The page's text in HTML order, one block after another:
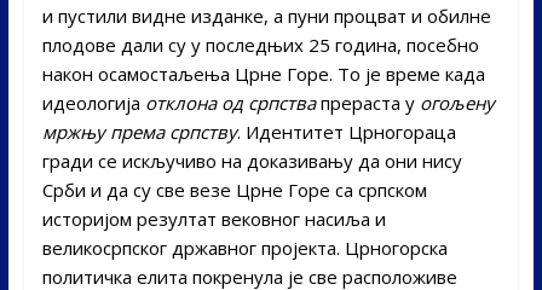
и пустили видне изданке, а пуни процват и обилне
плодове дали су у последњих 25 година, посебно
након осамостаљења Црне Горе. То је време када
идеологија отклона од српствапрераста у огољену
мржњу према српству. Идентитет Црногораца
гради се искључиво на доказивању да они нису
Срби и да су све везе Црне Горе са српском
историјом резултат вековног насиља и
великосрпског државног пројекта. Црногорска
политичка елита покренула је све расположиве